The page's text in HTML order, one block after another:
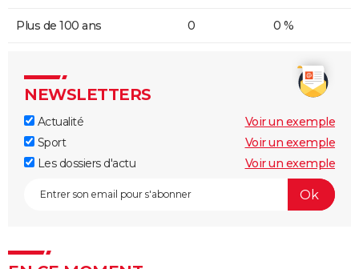
Plus de 100 ans 0 0 %
NEWSLETTERS
Actualité
Voir un exemple
Sport
Voir un exemple
Les dossiers d'actu
Voir un exemple